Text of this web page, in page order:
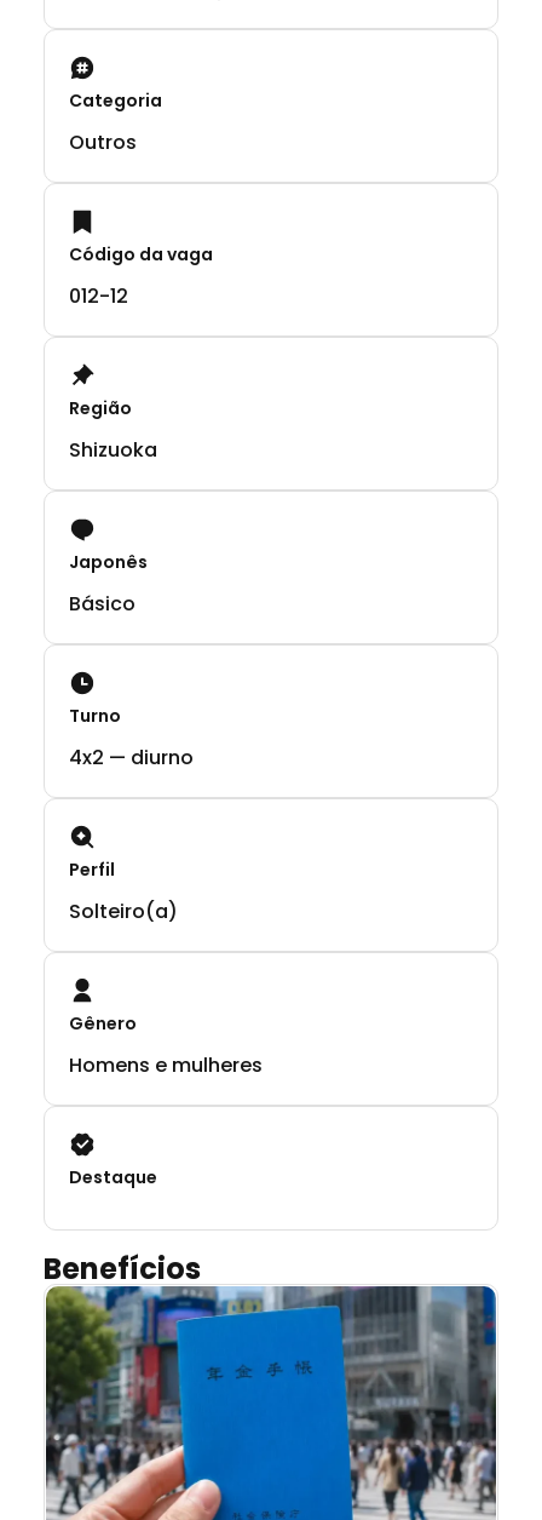
Categoria
Outros
Código da vaga
012-12
Região
Shizuoka
Japonês
Básico
Turno
4x2 — diurno
Perfil
Solteiro(a)
Gênero
Homens e mulheres
Destaque
Benefícios